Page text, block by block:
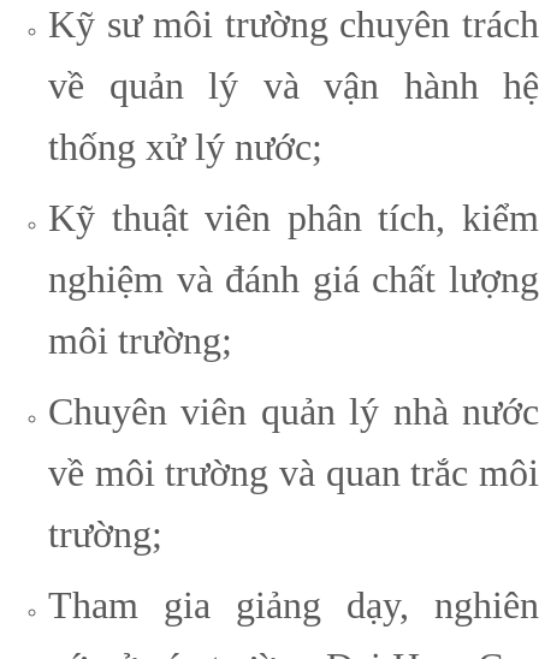
Kỹ sư môi trường chuyên trách
về quản lý và vận hành hệ
thống xử lý nước;
Kỹ thuật viên phân tích, kiểm
nghiệm và đánh giá chất lượng
môi trường;
Chuyên viên quản lý nhà nước
về môi trường và quan trắc môi
trường;
Tham gia giảng dạy, nghiên